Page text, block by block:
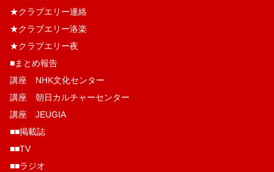
★クラブエリー連絡
★クラブエリー洛楽
★クラブエリー夜
■まとめ報告
講座 NHK文化センター
講座 朝日カルチャーセンター
講座 JEUGIA
■■掲載誌
■■TV
■■ラジオ